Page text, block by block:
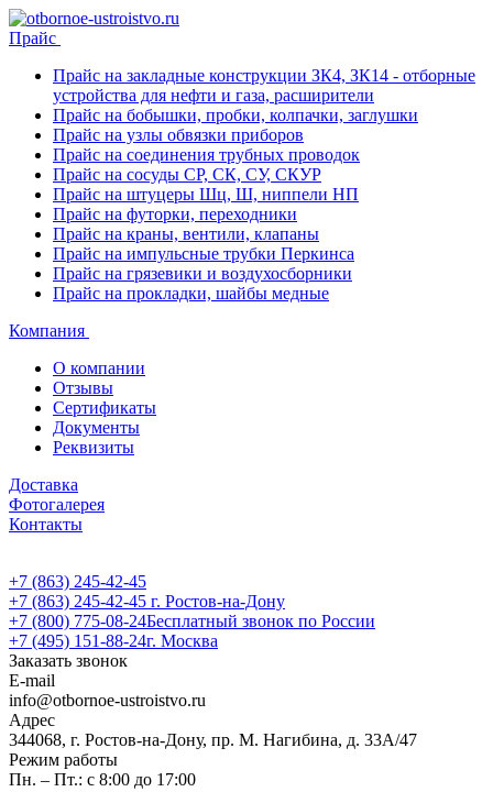
Прайс
Прайс на закладные конструкции ЗК4, ЗК14 - отборные
устройства для нефти и газа, расширители
Прайс на бобышки, пробки, колпачки, заглушки
Прайс на узлы обвязки приборов
Прайс на соединения трубных проводок
Прайс на сосуды СР, СК, СУ, СКУР
Прайс на штуцеры Шц, Ш, ниппели НП
Прайс на футорки, переходники
Прайс на краны, вентили, клапаны
Прайс на импульсные трубки Перкинса
Прайс на грязевики и воздухосборники
Прайс на прокладки, шайбы медные
Компания
О компании
Отзывы
Сертификаты
Документы
Реквизиты
Доставка
Фотогалерея
Контакты
+7 (863) 245-42-45
+7 (863) 245-42-45 г. Ростов-на-Дону
+7 (800) 775-08-24Бесплатный звонок по России
+7 (495) 151-88-24г. Москва
Заказать звонок
E-mail
info@otbornoe-ustroistvo.ru
Адрес
344068, г. Ростов-на-Дону, пр. М. Нагибина, д. 33А/47
Режим работы
Пн. – Пт.: с 8:00 до 17:00